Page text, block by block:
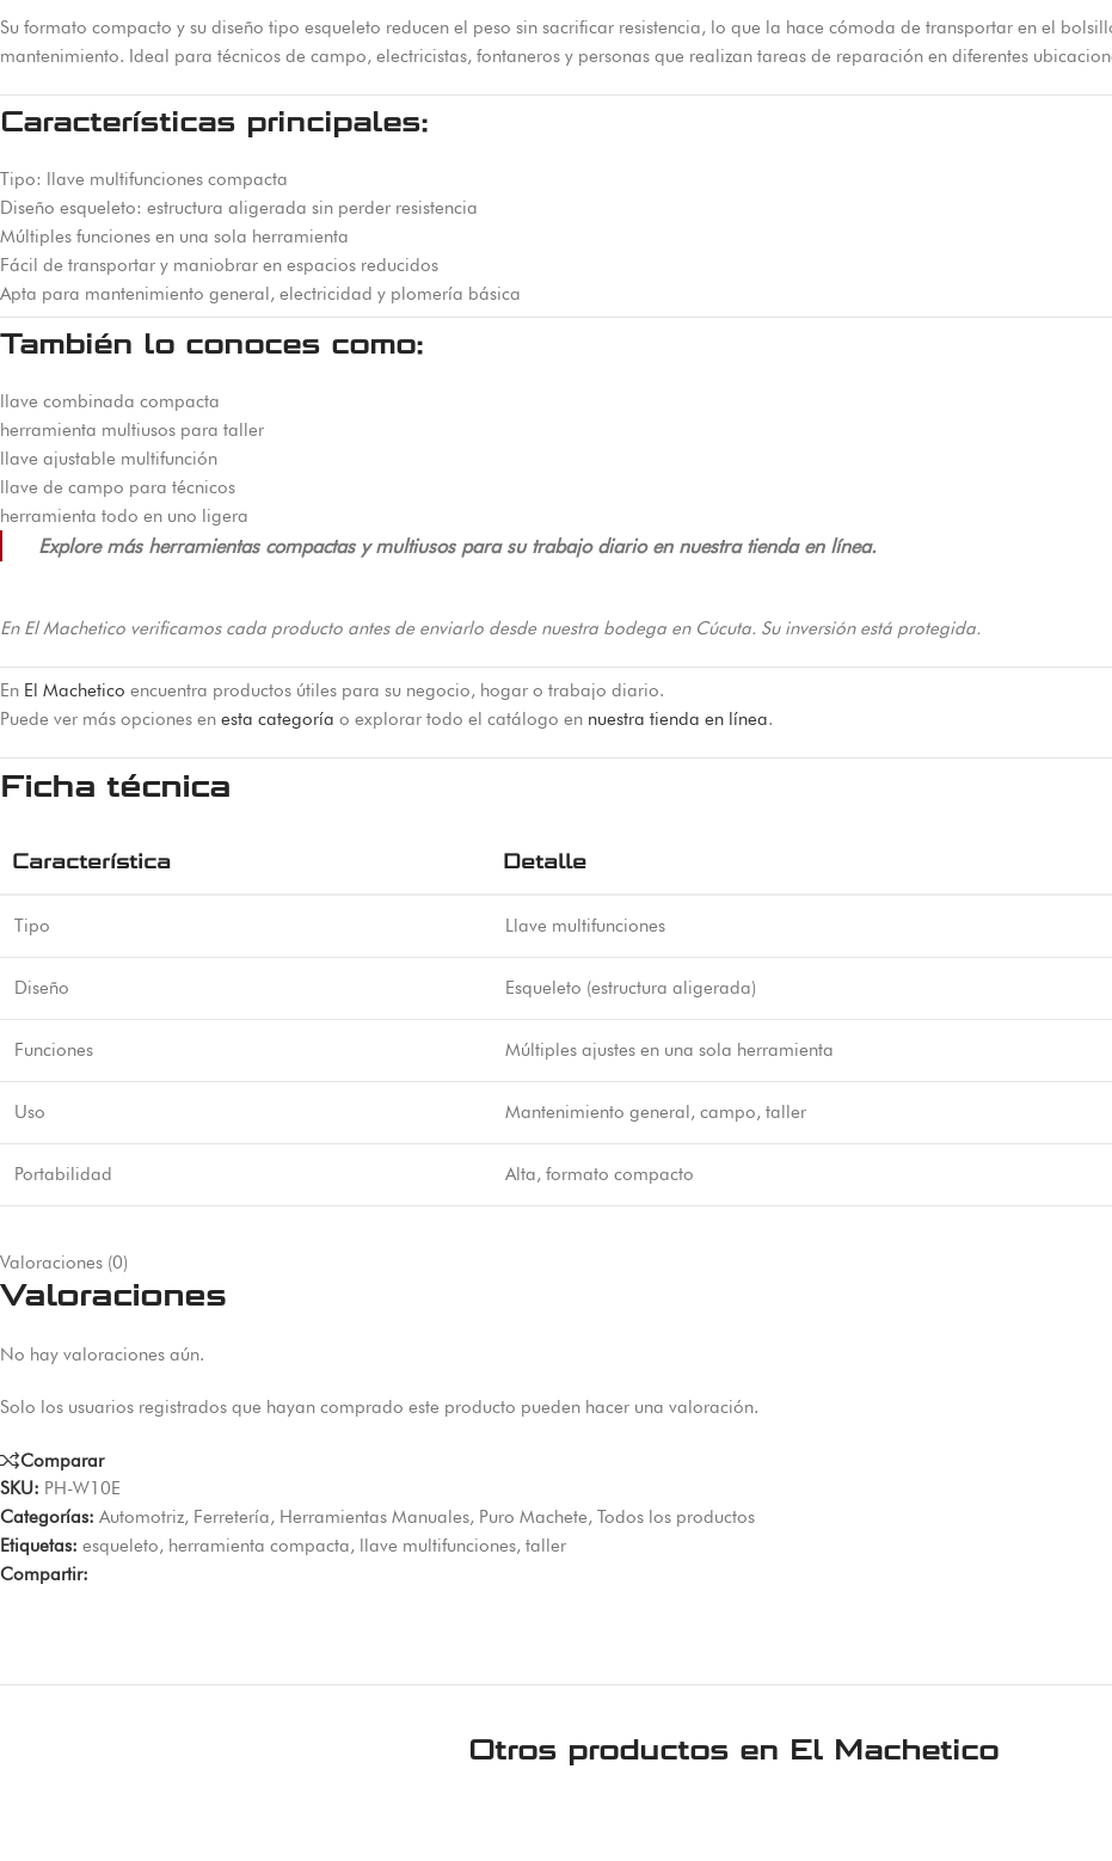
Su formato compacto y su diseño tipo esqueleto reducen el peso sin sacrificar resistencia, lo que la hace cómoda de transportar en el
mantenimiento. Ideal para técnicos de campo, electricistas, fontaneros y personas que realizan tareas de reparación en diferentes
Características principales:
Tipo: llave multifunciones compacta
Diseño esqueleto: estructura aligerada sin perder resistencia
Múltiples funciones en una sola herramienta
Fácil de transportar y maniobrar en espacios reducidos
Apta para mantenimiento general, electricidad y plomería básica
También lo conoces como:
llave combinada compacta
herramienta multiusos para taller
llave ajustable multifunción
llave de campo para técnicos
herramienta todo en uno ligera
Explore más herramientas compactas y multiusos para su trabajo diario en nuestra tienda en línea.
En El Machetico verificamos cada producto antes de enviarlo desde nuestra bodega en Cúcuta. Su inversión está protegida.
En El Machetico encuentra productos útiles para su negocio, hogar o trabajo diario.
Puede ver más opciones en esta categoría o explorar todo el catálogo en nuestra tienda en línea.
Ficha técnica
Característica Detalle
Tipo Llave multifunciones
Diseño Esqueleto (estructura aligerada)
Funciones Múltiples ajustes en una sola herramienta
Uso Mantenimiento general, campo, taller
Portabilidad Alta, formato compacto
Valoraciones (0)
Valoraciones
No hay valoraciones aún.
Solo los usuarios registrados que hayan comprado este producto pueden hacer una valoración.
Comparar
SKU: PH-W10E
Categorías: Automotriz, Ferretería, Herramientas Manuales, Puro Machete, Todos los productos
Etiquetas: esqueleto, herramienta compacta, llave multifunciones, taller
Compartir:
Otros productos en El Machetico